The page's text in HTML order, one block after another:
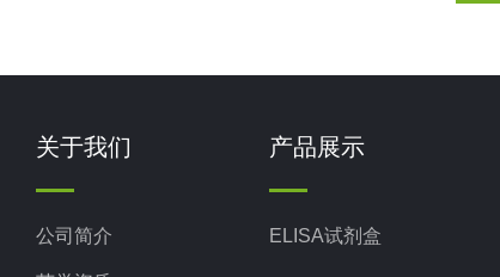
关于我们
公司简介
产品展示
ELISA试剂盒